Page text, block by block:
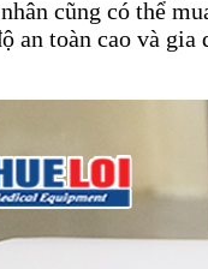
cũng có thể
an toàn cao và gia